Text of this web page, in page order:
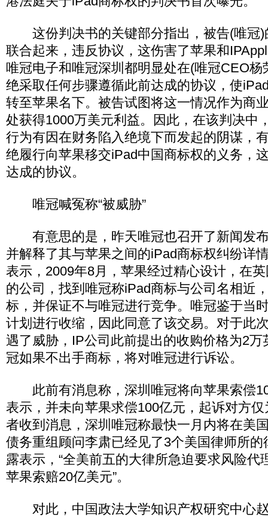
这份判决书的关键部分指出，被告(唯冠)
联合起来，违反协议，这伤害了苹果和
唯冠电子和唯冠深圳都明显处在(唯冠CEO
绝采取任何步骤遵循此前达成的协议，使
转至苹果名下。被告试图将这一情况作为商
处获得1000万美元利益。因此，在该判决中
行为有因在财务陷入绝境下而发起的阴谋，
绝履行向苹果移交iPad中国商标权的义务，
达成的协议。
唯冠喊冤称“被威胁”
有意思的是，昨天唯冠也召开了新闻发
并解释了其与苹果之间的iPad商标权纠纷详
表示，2009年8月，苹果经过精心设计，在
的公司，找到唯冠称iPad商标与公司名相近
标，并保证不与唯冠进行竞争。唯冠鉴于当
计划进行收缩，因此同意了该交易。对于此
遇了威胁，IP公司此前提出的收购价格为2万
冠如果不出手商标，将对唯冠进行诉讼。
此前有消息称，深圳唯冠将向苹果索偿
表示，并未向苹果求偿100亿元，起诉对方
者收到消息，深圳唯冠称最快一月内将在美
债务重组顾问李肃已经见了3个美国律师所
露表示，“全美前五的大律所急迫要求风险代
苹果索赔20亿美元”。
对此，中国政法大学知识产权研究中心